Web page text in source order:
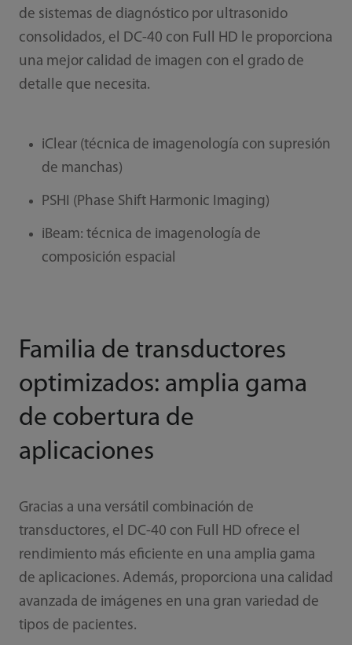
de sistemas de diagnóstico por ultrasonido
consolidados, el DC-40 con Full HD le proporciona
una mejor calidad de imagen con el grado de
detalle que necesita.
iClear (técnica de imagenología con supresión
de manchas)
PSHI (Phase Shift Harmonic Imaging)
iBeam: técnica de imagenología de
composición espacial
Familia de transductores
optimizados: amplia gama
de cobertura de
aplicaciones
Gracias a una versátil combinación de
transductores, el DC-40 con Full HD ofrece el
rendimiento más eficiente en una amplia gama
de aplicaciones. Además, proporciona una calidad
avanzada de imágenes en una gran variedad de
tipos de pacientes.